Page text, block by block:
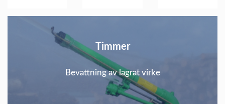
Timmer
Bevattning av lagrat virke